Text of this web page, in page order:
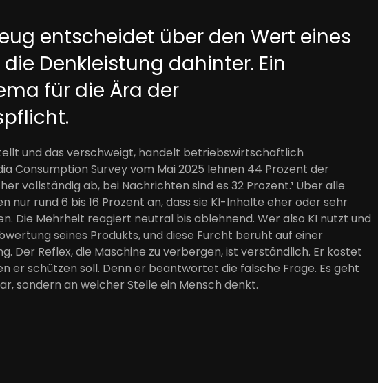
entscheidet über den Wert eines
Denkleistung dahinter. Ein
für die Ära der
und das verschweigt, handelt betriebswirtschaftlich
Consumption Survey vom Mai 2025 lehnen 44 Prozent der
vollständig ab, bei Nachrichten sind es 32 Prozent.¹ Über alle
nur rund 6 bis 16 Prozent an, dass sie KI-Inhalte eher oder sehr
Die Mehrheit reagiert neutral bis ablehnend. Wer also KI nutzt und
seines Produkts, und diese Furcht beruht auf einer
Der Reflex, die Maschine zu verbergen, ist verständlich. Er kostet
er schützen soll. Denn er beantwortet die falsche Frage. Es geht
sondern an welcher Stelle ein Mensch denkt.